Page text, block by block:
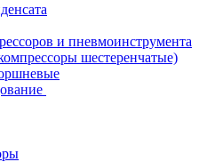
и пневмоинструмента
шестеренчатые)